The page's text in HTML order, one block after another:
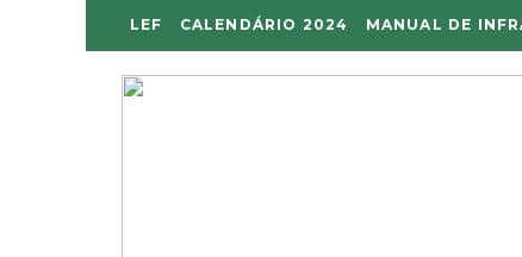
LEF CALENDÁRIO 2024 MANUAL DE